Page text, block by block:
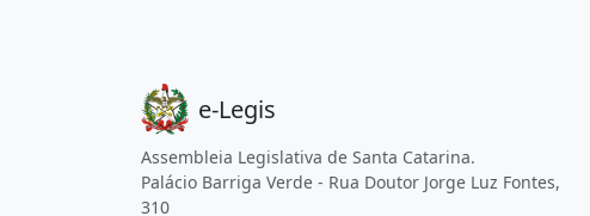
e-Legis
Assembleia Legislativa de Santa Catarina.
Palácio Barriga Verde - Rua Doutor Jorge Luz Fontes,
310